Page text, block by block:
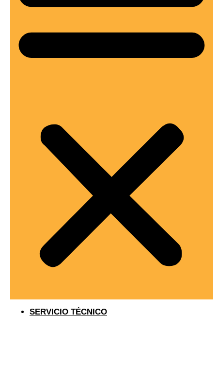
SERVICIO TÉCNICO